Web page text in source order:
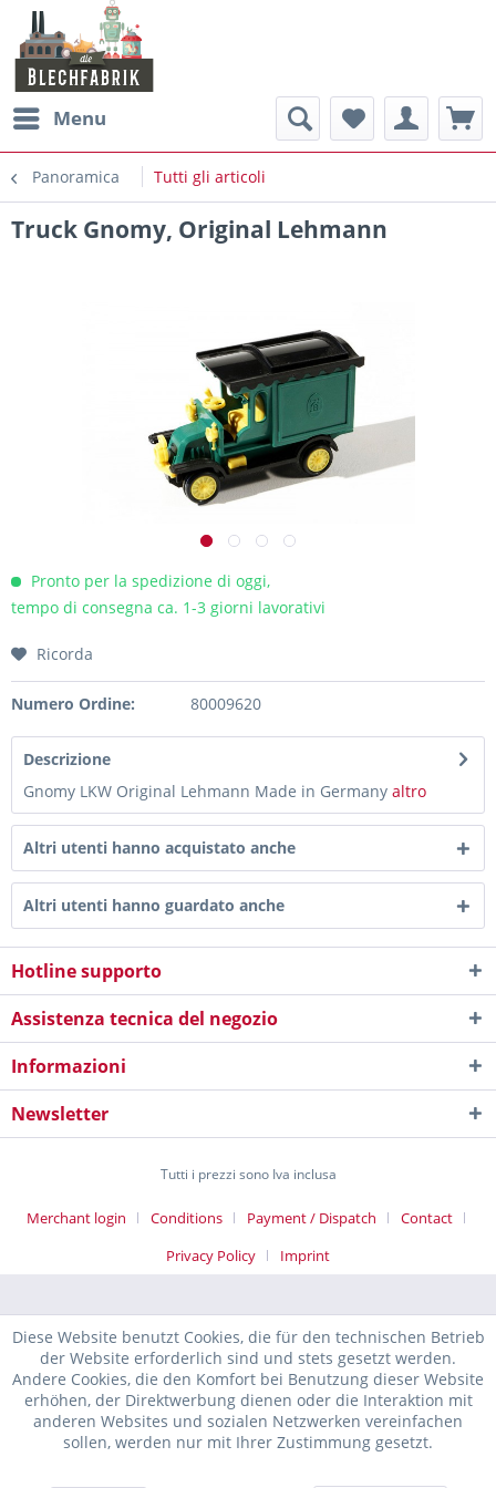
Menu
Panoramica Tutti gli articoli
Truck Gnomy, Original Lehmann
Pronto per la spedizione di oggi,
tempo di consegna ca. 1-3 giorni lavorativi
Ricorda
Numero Ordine: 80009620
Descrizione
Gnomy LKW Original Lehmann Made in Germany altro
Altri utenti hanno acquistato anche
Altri utenti hanno guardato anche
Hotline supporto
Assistenza tecnica del negozio
Informazioni
Newsletter
Tutti i prezzi sono Iva inclusa
Merchant login Conditions Payment / Dispatch
Contact
Privacy Policy
Imprint
Diese Website benutzt Cookies, die für den technischen Betrieb
der Website erforderlich sind und stets gesetzt werden.
Andere Cookies, die den Komfort bei Benutzung dieser Website
erhöhen, der Direktwerbung dienen oder die Interaktion mit
anderen Websites und sozialen Netzwerken vereinfachen
sollen, werden nur mit Ihrer Zustimmung gesetzt.